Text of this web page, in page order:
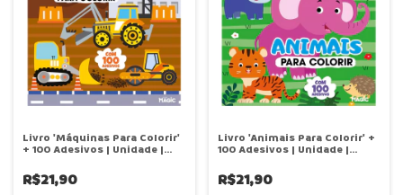
Livro 'Máquinas Para Colorir'
+ 100 Adesivos | Unidade |
R$21,90
Livro 'Animais Para Colorir' +
100 Adesivos | Unidade |
R$21,90